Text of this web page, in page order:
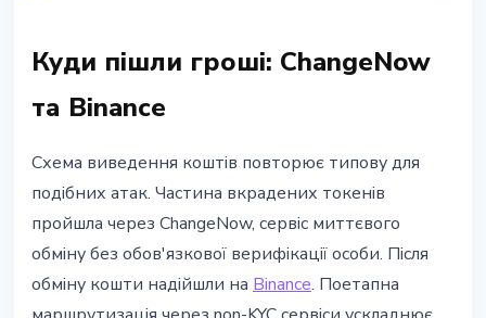
Куди пішли гроші: ChangeNow
та Binance
Схема виведення коштів повторює типову для
подібних атак. Частина вкрадених токенів
пройшла через ChangeNow, сервіс миттєвого
обміну без обов'язкової верифікації особи. Після
обміну кошти надійшли на Binance. Поетапна